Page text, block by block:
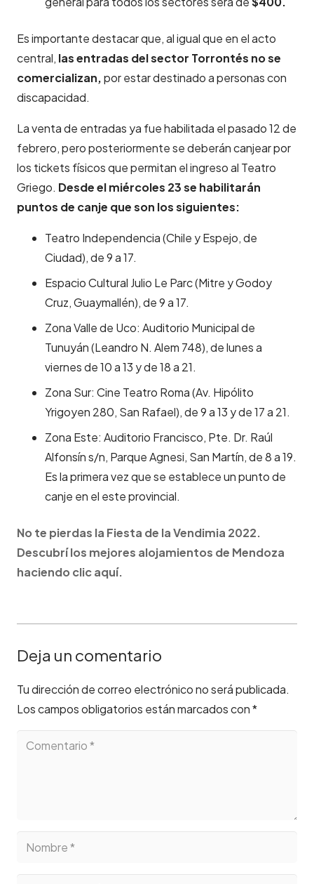
Es importante destacar que, al igual que en el acto
central, las entradas del sector Torrontés no se
comercializan,por estar destinado a personas con
discapacidad.
La venta de entradas ya fue habilitada el pasado 12 de
febrero, pero posteriormente se deberán canjear por
los tickets físicos que permitan el ingreso al Teatro
Griego. Desde el miércoles 23 se habilitarán
puntos de canje que son los siguientes:
Teatro Independencia (Chile y Espejo, de
Ciudad), de 9 a 17.
Espacio Cultural Julio Le Parc (Mitre y Godoy
Cruz, Guaymallén), de 9 a 17.
Zona Valle de Uco: Auditorio Municipal de
Tunuyán (Leandro N. Alem 748), de lunes a
viernes de 10 a 13 y de 18 a 21.
Zona Sur: Cine Teatro Roma (Av. Hipólito
Yrigoyen 280, San Rafael), de 9 a 13 y de 17 a 21.
Zona Este: Auditorio Francisco, Pte. Dr. Raúl
Alfonsín s/n, Parque Agnesi, San Martín, de 8 a 19.
Es la primera vez que se establece un punto de
canje en el este provincial.
No te pierdas la Fiesta de la Vendimia 2022.
Descubrí los mejores alojamientos de Mendoza
haciendo clic aquí.
Deja un comentario
Tu dirección de correo electrónico no será publicada.
Los campos obligatorios están marcados con*